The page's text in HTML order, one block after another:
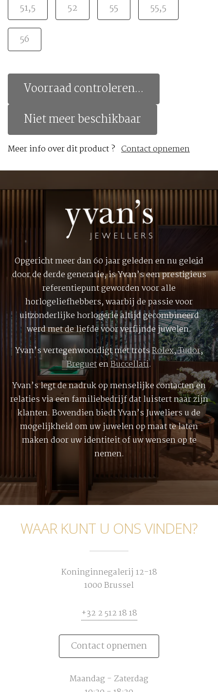
51,5 52 55 55,5
56
Voorraad controleren...
Niet meer beschikbaar
Meer info over dit product ? Contact opnemen
Opgericht meer dan 60 jaar geleden en nu geleid
door de derde generatie, is Yvan’s een prestigieus
referentiepunt geworden voor alle
horlogeliefhebbers, waarbij de passie voor
uitzonderlijke horlogerie altijd gecombineerd
werd met de liefde voor verfijnde juwelen.
Yvan’s vertegenwoordigt met trotsRolex,Tudor,
BreguetenBuccellati.
Yvan’s legt de nadruk op menselijke contacten en
relaties via een familiebedrijf dat luistert naar zijn
klanten. Bovendien biedt Yvan’s Juweliers u de
mogelijkheid om uw juwelen op maat te laten
maken door uw identiteit of uw wensen op te
nemen.
WAAR KUNT U ONS VINDEN?
Koninginnegalerij 12-18
1000 Brussel
+32 2 512 18 18
Contact opnemen
Maandag - Zaterdag